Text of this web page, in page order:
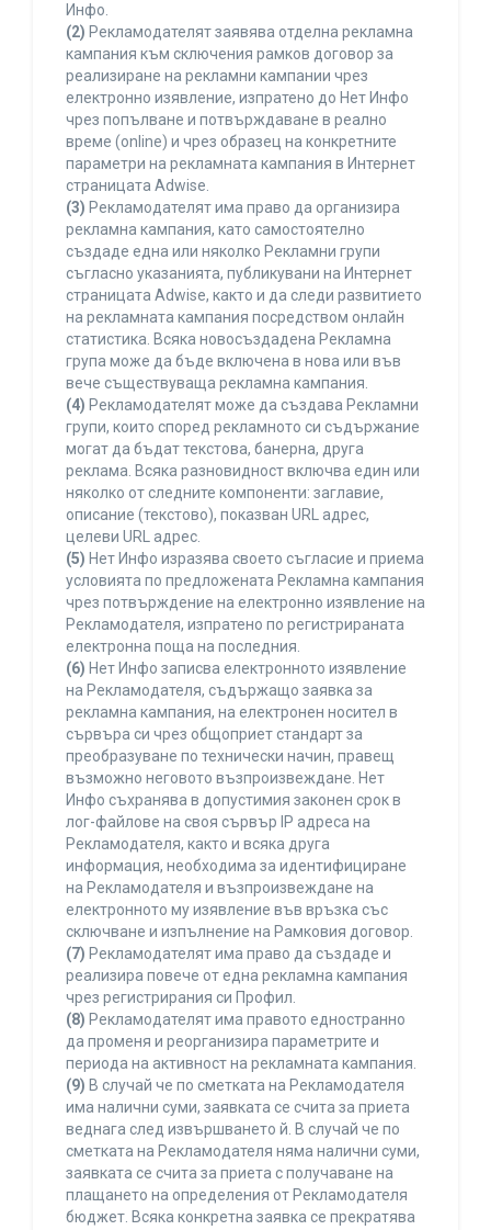
Инфо.
(2) Рекламодателят заявява отделна рекламна
кампания към сключения рамков договор за
реализиране на рекламни кампании чрез
електронно изявление, изпратено до Нет Инфо
чрез попълване и потвърждаване в реално
време (online) и чрез образец на конкретните
параметри на рекламната кампания в Интернет
страницата Adwise.
(3) Рекламодателят има право да организира
рекламна кампания, като самостоятелно
създаде една или няколко Рекламни групи
съгласно указанията, публикувани на Интернет
страницата Adwise, както и да следи развитието
на рекламната кампания посредством онлайн
статистика. Всяка новосъздадена Рекламна
група може да бъде включена в нова или във
вече съществуваща рекламна кампания.
(4) Рекламодателят може да създава Рекламни
групи, които според рекламното си съдържание
могат да бъдат текстова, банерна, друга
реклама. Всяка разновидност включва един или
няколко от следните компоненти: заглавие,
описание (текстово), показван URL адрес,
целеви URL адрес.
(5) Нет Инфо изразява своето съгласие и приема
условията по предложената Рекламна кампания
чрез потвърждение на електронно изявление на
Рекламодателя, изпратено по регистрираната
електронна поща на последния.
(6) Нет Инфо записва електронното изявление
на Рекламодателя, съдържащо заявка за
рекламна кампания, на електронен носител в
сървъра си чрез общоприет стандарт за
преобразуване по технически начин, правещ
възможно неговото възпроизвеждане. Нет
Инфо съхранява в допустимия законен срок в
лог-файлове на своя сървър IP адреса на
Рекламодателя, както и всяка друга
информация, необходима за идентифициране
на Рекламодателя и възпроизвеждане на
електронното му изявление във връзка със
сключване и изпълнение на Рамковия договор.
(7) Рекламодателят има право да създаде и
реализира повече от една рекламна кампания
чрез регистрирания си Профил.
(8) Рекламодателят има правото едностранно
да променя и реорганизира параметрите и
периода на активност на рекламната кампания.
(9) В случай че по сметката на Рекламодателя
има налични суми, заявката се счита за приета
веднага след извършването й. В случай че по
сметката на Рекламодателя няма налични суми,
заявката се счита за приета с получаване на
плащането на определения от Рекламодателя
бюджет. Всяка конкретна заявка се прекратява